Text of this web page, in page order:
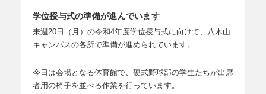
学位授与式の準備が進んでいます
来週20日（月）の令和4年度学位授与式に向けて、八木山
キャンパスの各所で準備が進められています。
今日は会場となる体育館で、硬式野球部の学生たちが出席
者用の椅子を並べる作業を行っています。